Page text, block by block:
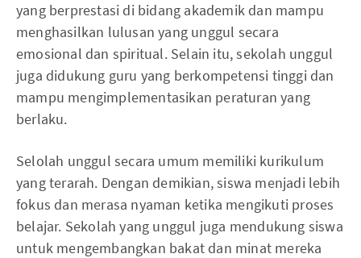
yang berprestasi di bidang akademik dan mampu
menghasilkan lulusan yang unggul secara
emosional dan spiritual. Selain itu, sekolah unggul
juga didukung guru yang berkompetensi tinggi dan
mampu mengimplementasikan peraturan yang
berlaku.
Selolah unggul secara umum memiliki kurikulum
yang terarah. Dengan demikian, siswa menjadi lebih
fokus dan merasa nyaman ketika mengikuti proses
belajar. Sekolah yang unggul juga mendukung siswa
untuk mengembangkan bakat dan minat mereka